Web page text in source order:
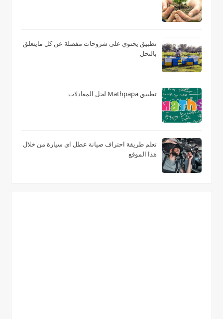
تطبيق يحتوي على شروحات مفصلة عن كل مايتعلق
بالنحل
تطبيق Mathpapa لحل المعادلات
تعلم طريقة احتراف صيانة عطل اي سيارة من خلال
هذا الموقع